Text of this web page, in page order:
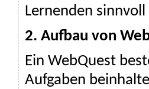
Lernenden
2. Aufbau von
Ein WebQuest
Aufgaben